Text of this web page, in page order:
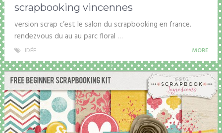
scrapbooking vincennes
version scrap c’est le salon du scrapbooking en france.
rendezvous du au au parc floral …
IDÉE MORE